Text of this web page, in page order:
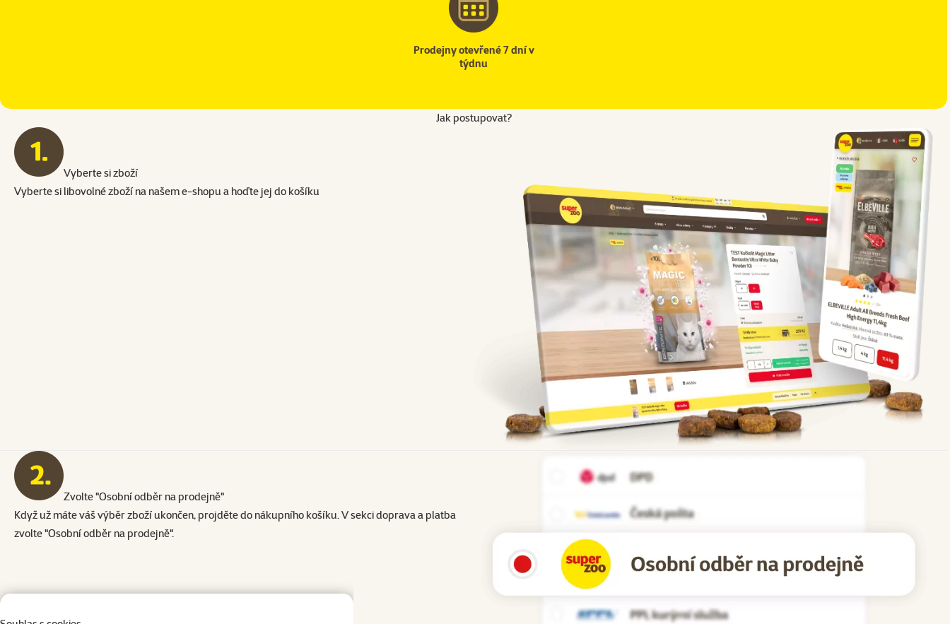
Prodejny otevřené 7 dní v
týdnu
Jak postupovat?
Vyberte si zboží
Vyberte si libovolné zboží na našem e-shopu a hoďte jej do košíku
Zvolte "Osobní odběr na prodejně"
Když už máte váš výběr zboží ukončen, projděte do nákupního košíku. V sekci doprava a platba
zvolte "Osobní odběr na prodejně".